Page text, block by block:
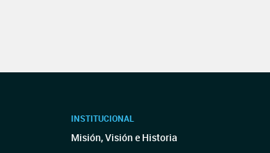
INSTITUCIONAL
Misión, Visión e Historia